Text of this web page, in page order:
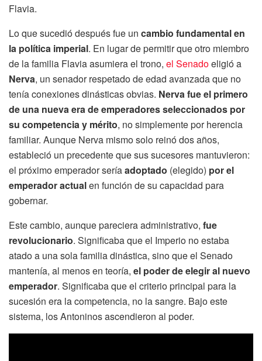
Flavia.
Lo que sucedió después fue un cambio fundamental en
la política imperial. En lugar de permitir que otro miembro
de la familia Flavia asumiera el trono, el Senadoeligió a
Nerva, un senador respetado de edad avanzada que no
tenía conexiones dinásticas obvias. Nerva fue el primero
de una nueva era de emperadores seleccionados por
su competencia y mérito, no simplemente por herencia
familiar. Aunque Nerva mismo solo reinó dos años,
estableció un precedente que sus sucesores mantuvieron:
el próximo emperador seríaadoptado (elegido) por el
emperador actualen función de su capacidad para
gobernar.
Este cambio, aunque pareciera administrativo, fue
revolucionario. Significaba que el Imperio no estaba
atado a una sola familia dinástica, sino que el Senado
mantenía, al menos en teoría, el poder de elegir al nuevo
emperador. Significaba que el criterio principal para la
sucesión era la competencia, no la sangre. Bajo este
sistema, los Antoninos ascendieron al poder.